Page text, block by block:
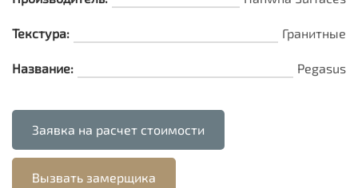
Текстура: Гранитные
Название: Pegasus
Заявка на расчет стоимости
Вызвать замерщика